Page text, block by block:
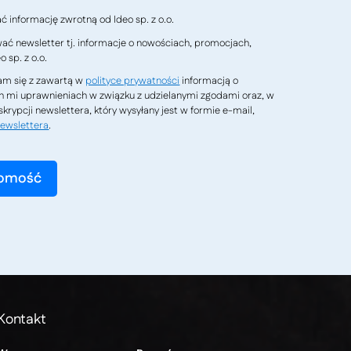
informację zwrotną od Ideo sp. z o.o.
newsletter tj. informacje o nowościach, promocjach,
sp. z o.o.
się z zawartą w polityce prywatności informacją o
mi uprawnieniach w związku z udzielanymi zgodami oraz, w
newslettera, który wysyłany jest w formie e-mail,
.